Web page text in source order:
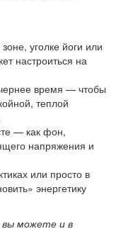
уголке йоги или
настроиться на
время — чтобы
теплой
— как фон,
напряжения и
или просто в
энергетику
вы можете и в